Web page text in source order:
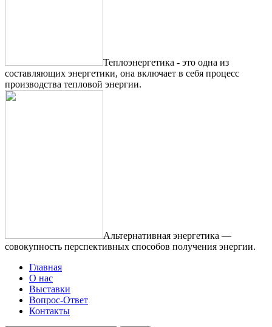
Теплоэнергетика - это одна из
составляющих энергетики, она включает в себя процесс
производства тепловой энергии.
Альтернативная энергетика —
совокупность перспективных способов получения энергии.
Главная
О нас
Выставки
Вопрос-Ответ
Контакты